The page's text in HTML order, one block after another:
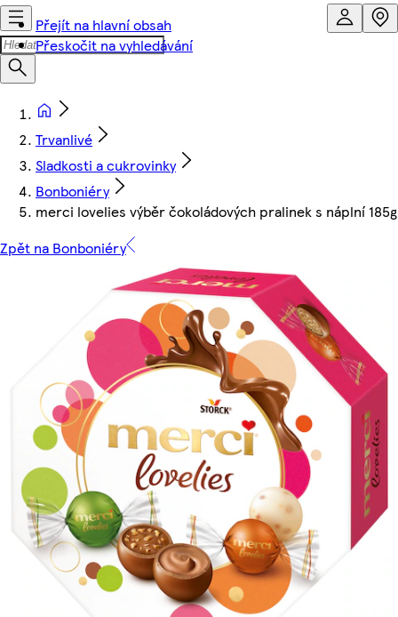
Přejít na hlavní obsah
Přeskočit na vyhledávání
Trvanlivé
Sladkosti a cukrovinky
Bonboniéry
merci lovelies výběr čokoládových pralinek s náplní 185g
Zpět na Bonboniéry